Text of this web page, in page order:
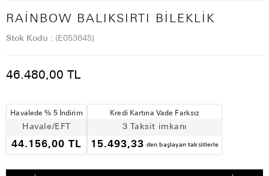
RAINBOW BALIKSIRTI BILEKLIK
Stok Kodu (E053645)
46.480,00 TL
Havalede % 5 İndirim
Havale/EFT
44.156,00 TL
Kredi Kartına Vade Farksız
3 Taksit imkanı
15.493,33 den başlayan taksitlerle